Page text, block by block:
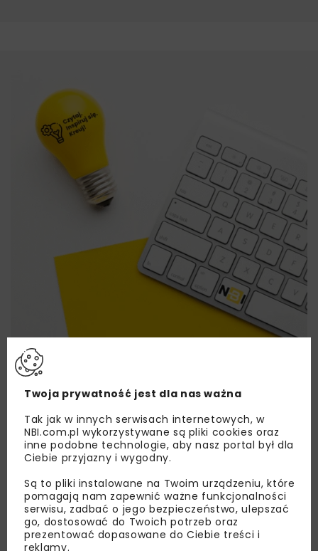
Lubisz wiedzieć więcej?
Zapisz się do newslettera aby otrzymywać od
nas najlepsze informacje branżowe,
zaproszenia na wydarzenia, atrakcyjne oferty i
dedykowane akcje specjalne.
Zapoznałam/em się zPolityką Prywatnościi
Regulaminemoraz wyrażam zgodę na otrzymywanie na
podany przeze mnie adres e-mail korespondencji
handlowej w postaci newslettera.
Twoja prywatność jest dla nas ważna
Tak jak w innych serwisach internetowych, w
NBI.com.pl wykorzystywane są pliki cookies oraz
inne podobne technologie, aby nasz portal był dla
Ciebie przyjazny i wygodny.
Są to pliki instalowane na Twoim urządzeniu, które
pomagają nam zapewnić ważne funkcjonalności
serwisu, zadbać o jego bezpieczeństwo, ulepszać
go, dostosować do Twoich potrzeb oraz
prezentować dopasowane do Ciebie treści i
reklamy.